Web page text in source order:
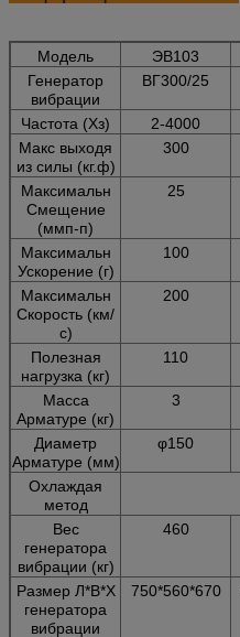
Модель ЭВ103
Генератор
вибрации
ВГ300/25
Частота (Хз) 2-4000
Макс выходя
из силы (кг.ф)
300
Максимальн
Смещение
(ммп-п)
25
Максимальн
Ускорение (г)
100
Максимальн
Скорость (км/
с)
200
Полезная
нагрузка (кг)
110
Масса
Арматуре (кг)
3
Диаметр
Арматуре (мм)
φ150
Охлаждая
метод
Вес
генератора
вибрации (кг)
460
Размер Л*В*Х
генератора
вибрации
750*560*670